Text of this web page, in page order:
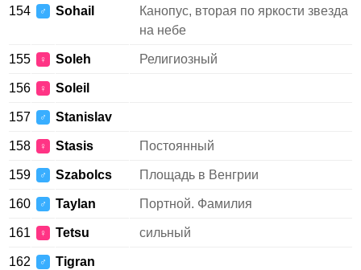
154 ♂ Sohail
Канопус, вторая по яркости звезда
на небе
155 ♀ Soleh Религиозный
156 ♀ Soleil
157 ♂ Stanislav
158 ♀ Stasis Постоянный
159 ♂ Szabolcs Площадь в Венгрии
160 ♂ Taylan Портной. Фамилия
161 ♀ Tetsu сильный
162 ♂ Tigran